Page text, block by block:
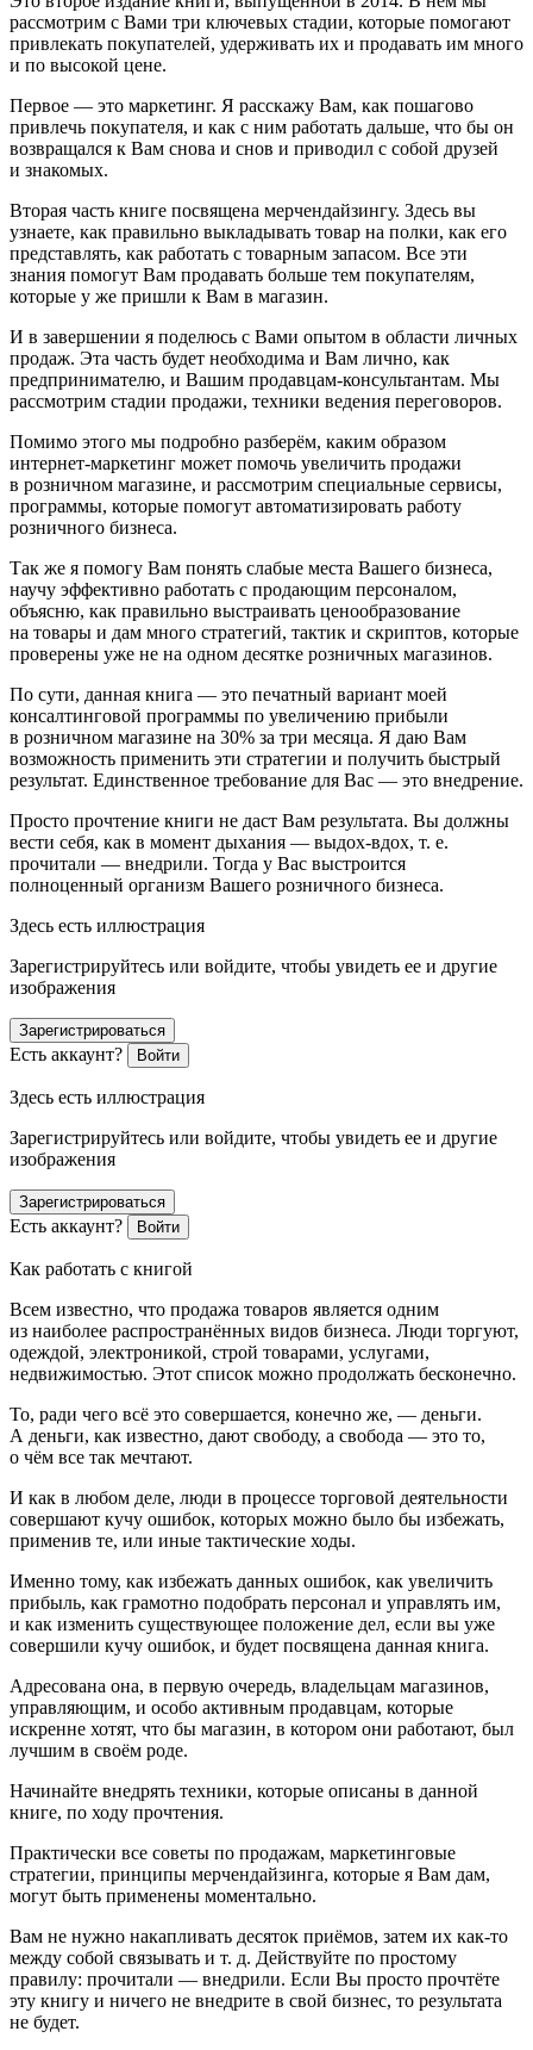
рассмотрим с Вами три ключевых стадии, которые помогают
привлекать покупателей, удерживать их и продавать им много
и по высокой цене.
Первое — это маркетинг. Я расскажу Вам, как пошагово
привлечь покупателя, и как с ним работать дальше, что бы он
возвращался к Вам снова и снов и приводил с собой друзей
и знакомых.
Вторая часть книге посвящена мерчендайзингу. Здесь вы
узнаете, как правильно выкладывать товар на полки, как его
представлять, как работать с товарным запасом. Все эти
знания помогут Вам продавать больше тем покупателям,
которые у же пришли к Вам в магазин.
И в завершении я поделюсь с Вами опытом в области личных
продаж. Эта часть будет необходима и Вам лично, как
предпринимателю, и Вашим продавцам-консультантам. Мы
рассмотрим стадии продажи, техники ведения переговоров.
Помимо этого мы подробно разберём, каким образом
интернет-маркетинг может помочь увеличить продажи
в розничном магазине, и рассмотрим специальные сервисы,
программы, которые помогут автоматизировать работу
розничного бизнеса.
Так же я помогу Вам понять слабые места Вашего бизнеса,
научу эффективно работать с продающим персоналом,
объясню, как правильно выстраивать ценообразование
на товары и дам много стратегий, тактик и скриптов, которые
проверены уже не на одном десятке розничных магазинов.
По сути, данная книга — это печатный вариант моей
консалтинговой программы по увеличению прибыли
в розничном магазине на 30% за три месяца. Я даю Вам
возможность применить эти стратегии и получить быстрый
результат. Единственное требование для Вас — это внедрение.
Просто прочтение книги не даст Вам результата. Вы должны
вести себя, как в момент дыхания — выдох-вдох, т. е.
прочитали — внедрили. Тогда у Вас выстроится
полноценный организм Вашего розничного бизнеса.
Здесь есть иллюстрация
Зарегистрируйтесь или войдите, чтобы увидеть ее и другие
изображения
Зарегистрироваться
Есть аккаунт? Войти
Здесь есть иллюстрация
Зарегистрируйтесь или войдите, чтобы увидеть ее и другие
изображения
Зарегистрироваться
Есть аккаунт? Войти
Как работать с книгой
Всем известно, что продажа товаров является одним
из наиболее распространённых видов бизнеса. Люди торгуют,
одеждой, электроникой, строй товарами, услугами,
недвижимостью. Этот список можно продолжать бесконечно.
То, ради чего всё это совершается, конечно же, — деньги.
А деньги, как известно, дают свободу, а свобода — это то,
о чём все так мечтают.
И как в любом деле, люди в процессе торговой деятельности
совершают кучу ошибок, которых можно было бы избежать,
применив те, или иные тактические ходы.
Именно тому, как избежать данных ошибок, как увеличить
прибыль, как грамотно подобрать персонал и управлять им,
и как изменить существующее положение дел, если вы уже
совершили кучу ошибок, и будет посвящена данная книга.
Адресована она, в первую очередь, владельцам магазинов,
управляющим, и особо активным продавцам, которые
искренне хотят, что бы магазин, в котором они работают, был
лучшим в своём роде.
Начинайте внедрять техники, которые описаны в данной
книге, по ходу прочтения.
Практически все советы по продажам, маркетинговые
стратегии, принципы мерчендайзинга, которые я Вам дам,
могут быть применены моментально.
Вам не нужно накапливать десяток приёмов, затем их как-то
между собой связывать и т. д. Действуйте по простому
правилу: прочитали — внедрили. Если Вы просто прочтёте
эту книгу и ничего не внедрите в свой бизнес, то результата
не будет.